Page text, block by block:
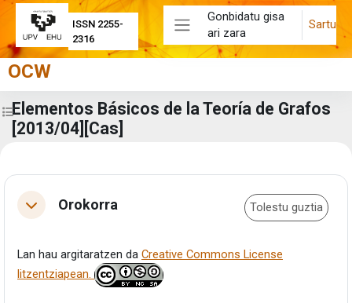
ISSN 2255-
2316
Alboko panela
Gonbidatu gisa
ari zara
Sartu
Joan eduki nagusira zuzenean
OCW
Zabaldu ikastaroaren aurkibidea
Elementos Básicos de la Teoría de Grafos
[2013/04][Cas]
Eduki-bloke nagusiak
Atalaren laburpena
TolestuOrokorra Tolestu guztia
Lan hau argitaratzen da Creative Commons License
litzentziapean.